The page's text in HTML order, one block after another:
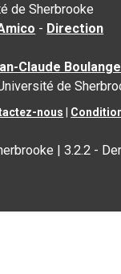
de Sherbrooke
- Direction
Claude
de
nous
|3.2.2 -